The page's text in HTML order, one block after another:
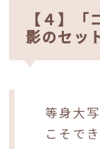
【４】
影のセッ
等身大
こそで